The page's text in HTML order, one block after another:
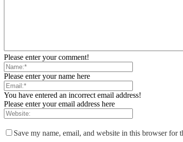
Please enter your comment!
Please enter your name here
You have entered an incorrect email address!
Please enter your email address here
Save my name, email, and website in this browser for